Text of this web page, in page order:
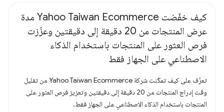
كيف خفّضت Yahoo Taiwan Ecommerce مدة
عرض المنتجات من 20 دقيقة إلى دقيقتين وعزّزت
فرص العثور على المنتجات باستخدام الذكاء
الاصطناعي على الجهاز فقط
تعرَّف على كيف تمكّنت شركة Yahoo Taiwan Ecommerce من تقليل
وقت إدراج المنتجات من 20 دقيقة إلى دقيقتين وتعزيز فرص العثور على
المنتجات باستخدام الذكاء الاصطناعي على الجهاز فقط.